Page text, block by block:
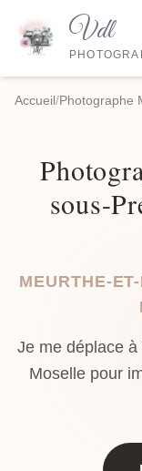
Vdl
Accueil/Photographe
sous-
MEURTHE-
Je me déplace
Moselle pour